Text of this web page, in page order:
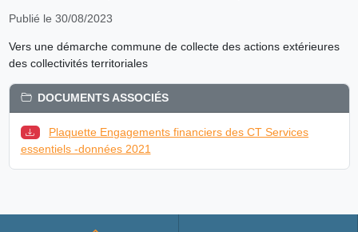
Publié le 30/08/2023
Vers une démarche commune de collecte des actions extérieures
des collectivités territoriales
DOCUMENTS ASSOCIÉS
Plaquette Engagements financiers des CT Services
essentiels -données 2021